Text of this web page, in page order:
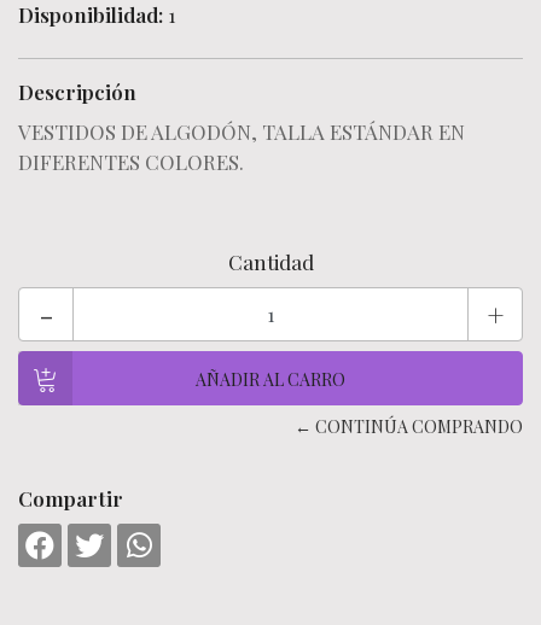
Disponibilidad: 1
Descripción
VESTIDOS DE ALGODÓN, TALLA ESTÁNDAR EN
DIFERENTES COLORES.
Cantidad
- +
← CONTINÚA COMPRANDO
Compartir